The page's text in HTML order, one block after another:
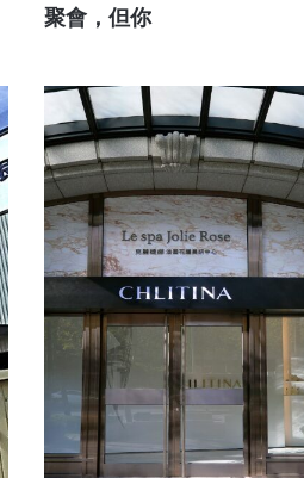
聚會，但你